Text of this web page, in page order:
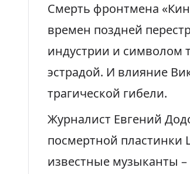
Смерть фронтмена
времен поздней
индустрии и символом
эстрадой. И влияние
трагической гибели.
Журналист Евгений
посмертной
известные музыканты